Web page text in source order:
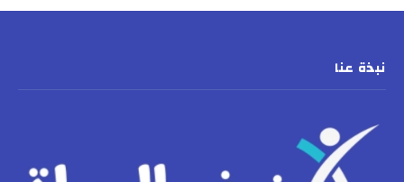
نبذة عنا